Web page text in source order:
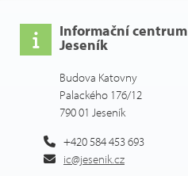
Informační centrum
Jeseník
Budova Katovny
Palackého 176/12
790 01 Jeseník
+420 584 453 693
ic@jesenik.cz